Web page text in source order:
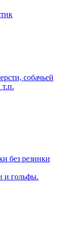
собачьей
т.п.
без резинки
и гольфы.